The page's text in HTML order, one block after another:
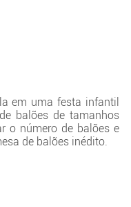
em uma festa infantil
balões de tamanhos
o número de balões e
de balões inédito.